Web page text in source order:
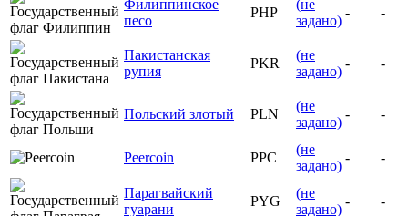
Филиппинское
песо
PHP
(не
задано)
- -
Пакистанская
рупия
PKR
(не
задано)
- -
Польский злотый PLN
(не
задано)
- -
Peercoin PPC
(не
задано)
- -
Парагвайский
гуарани
PYG
(не
задано)
- -